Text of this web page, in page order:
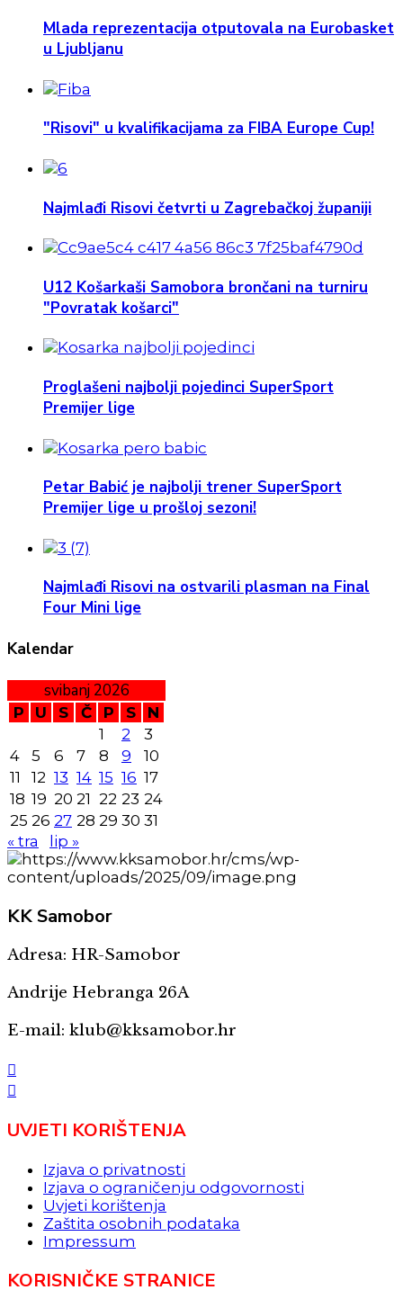
Mlada reprezentacija otputovala na Eurobasket
u Ljubljanu
"Risovi" u kvalifikacijama za FIBA Europe Cup!
Najmlađi Risovi četvrti u Zagrebačkoj županiji
U12 Košarkaši Samobora brončani na turniru
"Povratak košarci"
Proglašeni najbolji pojedinci SuperSport
Premijer lige
Petar Babić je najbolji trener SuperSport
Premijer lige u prošloj sezoni!
Najmlađi Risovi na ostvarili plasman na Final
Four Mini lige
Kalendar
svibanj 2026
P U S Č P S
N
1
2
3
4
5 6 7 8 9
10
11
12 13 14 15 16 17
18 19 20 21 22 23 24
25 26 27 28 29 30 31
« tra
lip »
KKSamobor
Adresa: HR-Samobor
Andrije Hebranga 26A
E-mail: klub@kksamobor.hr
UVJETI KORIŠTENJA
Izjava o privatnosti
Izjava o ograničenju odgovornosti
Uvjeti korištenja
Zaštita osobnih podataka
Impressum
KORISNIČKE STRANICE